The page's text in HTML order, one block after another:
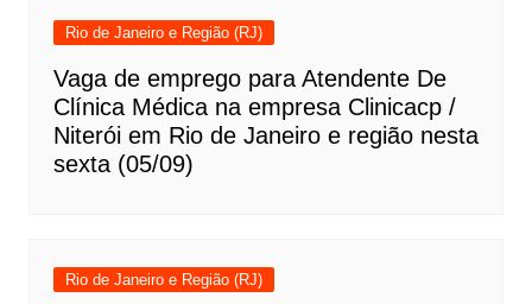
Rio de Janeiro e Região (RJ)
Vaga de emprego para Atendente De
Clínica Médica na empresa Clinicacp /
Niterói em Rio de Janeiro e região nesta
sexta (05/09)
Rio de Janeiro e Região (RJ)